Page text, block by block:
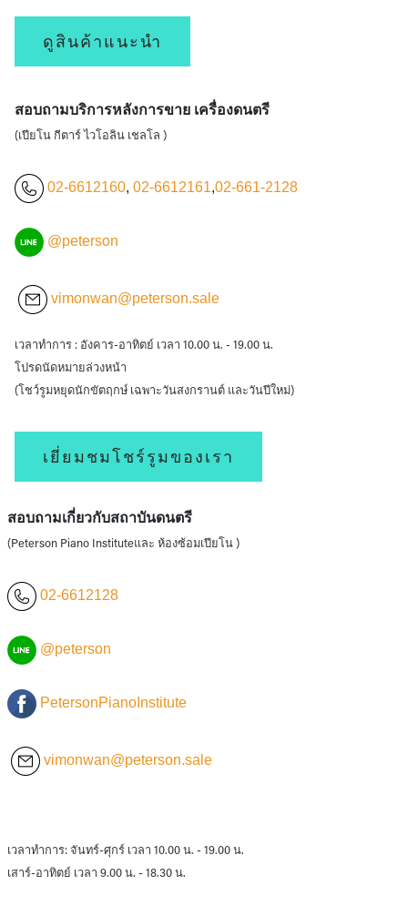
ดูสินค้าแนะนำ
สอบถามบริการหลังการขาย เครื่องดนตรี
(เปียโน กีตาร์ ไวโอลิน เชลโล )
02-6612160, 02-6612161,02-661-2128
@peterson
vimonwan@peterson.sale
เวลาทำการ : อังคาร-อาทิตย์ เวลา 10.00 น. - 19.00 น.
โปรดนัดหมายล่วงหน้า
(โชว์รูมหยุดนักขัตฤกษ์ เฉพาะวันสงกรานต์ และวันปีใหม่)
เยี่ยมชมโชร์รูมของเรา
สอบถามเกี่ยวกับสถาบันดนตรี
(Peterson Piano Instituteและ ห้องซ้อมเปียโน )
02-6612128
@peterson
PetersonPianoInstitute
vimonwan@peterson.sale
เวลาทำการ: จันทร์-ศุกร์ เวลา 10.00 น. - 19.00 น.
เสาร์-อาทิตย์ เวลา 9.00 น. - 18.30 น.